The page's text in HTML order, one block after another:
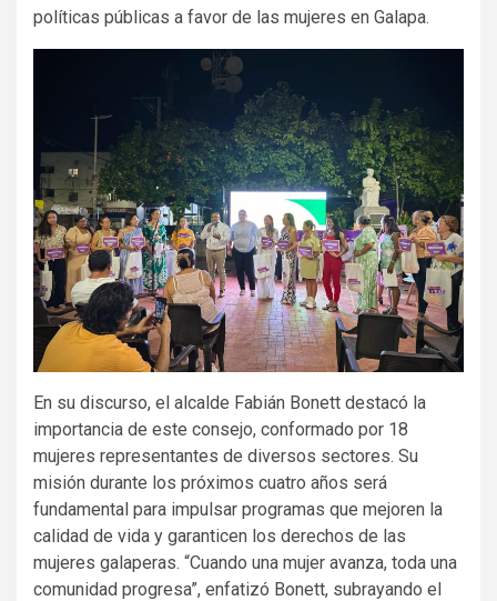
políticas públicas a favor de las mujeres en Galapa.
En su discurso, el alcalde Fabián Bonett destacó la
importancia de este consejo, conformado por 18
mujeres representantes de diversos sectores. Su
misión durante los próximos cuatro años será
fundamental para impulsar programas que mejoren la
calidad de vida y garanticen los derechos de las
mujeres galaperas. “Cuando una mujer avanza, toda una
comunidad progresa”, enfatizó Bonett, subrayando el